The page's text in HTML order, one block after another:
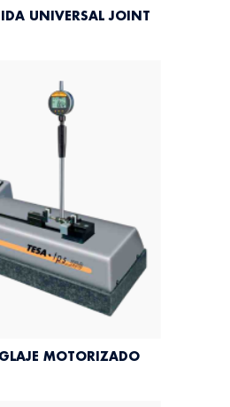
UNIVERSAL JOINT
MOTORIZADO